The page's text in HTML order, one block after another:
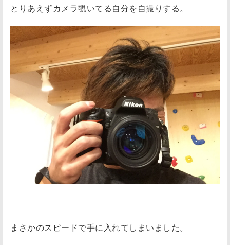
とりあえずカメラ覗いてる自分を自撮りする。
まさかのスピードで手に入れてしまいました。